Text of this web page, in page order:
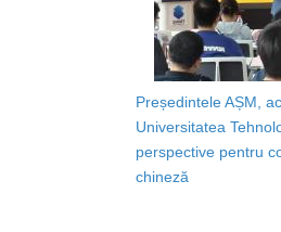
Președintele AȘM,
Universitatea
perspective pentru
chineză